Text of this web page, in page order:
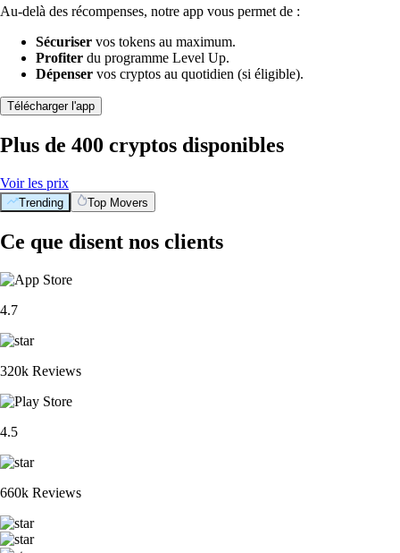
Au-delà des récompenses, notre app vous permet de :
Sécuriser vos tokens au maximum.
Profiter du programme Level Up.
Dépenser vos cryptos au quotidien (si éligible).
Télécharger l'app
Plus de 400 cryptos disponibles
Voir les prix
Trending Top Movers
Ce que disent nos clients
4.7
320k Reviews
4.5
660k Reviews